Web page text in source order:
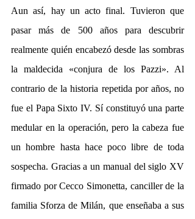
Aun así, hay un acto final. Tuvieron que
pasar más de 500 años para descubrir
realmente quién encabezó desde las sombras
la maldecida «conjura de los Pazzi». Al
contrario de la historia repetida por años, no
fue el Papa Sixto IV. Sí constituyó una parte
medular en la operación, pero la cabeza fue
un hombre hasta hace poco libre de toda
sospecha. Gracias a un manual del siglo XV
firmado por Cecco Simonetta, canciller de la
familia Sforza de Milán, que enseñaba a sus